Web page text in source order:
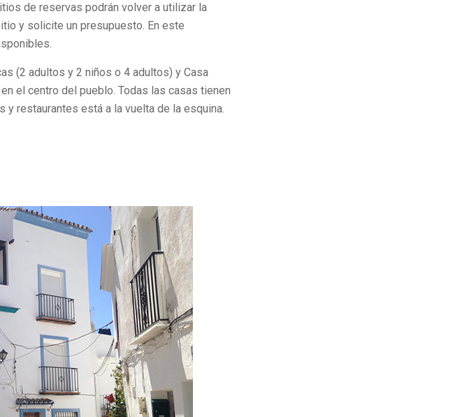
de reservas podrán volver a utilizar la
y solicite un presupuesto. En este
(2 adultos y 2 niños o 4 adultos) y Casa
el centro del pueblo. Todas las casas tienen
restaurantes está a la vuelta de la esquina.